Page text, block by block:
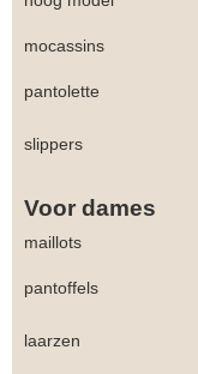
mocassins
pantolette
slippers
Voor dames
maillots
pantoffels
laarzen